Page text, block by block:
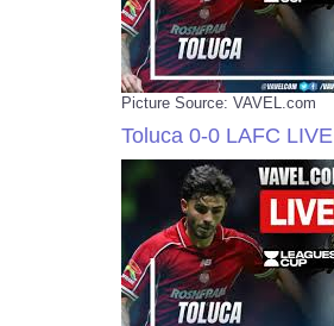
Picture Source: VAVEL.com
Toluca 0-0 LAFC